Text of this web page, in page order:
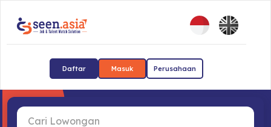
Daftar Masuk Perusahaan